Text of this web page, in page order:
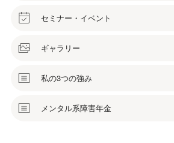
セミナー・イベント
ギャラリー
私の3つの強み
メンタル系障害年金